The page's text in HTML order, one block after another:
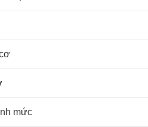
mức